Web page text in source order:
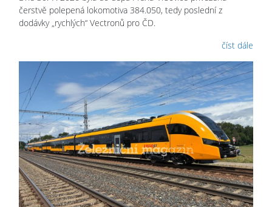
čerstvě polepená lokomotiva 384.050, tedy poslední z
dodávky „rychlých“ Vectronů pro ČD.
číst dále